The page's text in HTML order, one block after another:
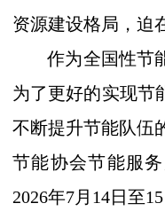
资源建设格局，迫
作为全国性节
为了更好的实现节
不断提升节能队伍
节能协会节能服
2026年7月 14日至15